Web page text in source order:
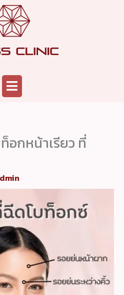
Menu
อกหน้าเรียว ที่